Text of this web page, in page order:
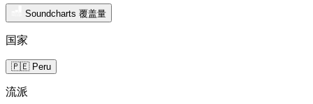
Soundcharts 覆盖量
国家
🇵🇪 Peru
流派